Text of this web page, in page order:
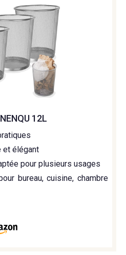
12L
et élégant
pour plusieurs usages
bureau, cuisine, chambre